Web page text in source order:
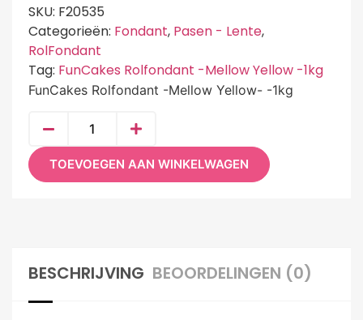
SKU: F20535
Categorieën: Fondant, Pasen - Lente,
RolFondant
Tag: FunCakes Rolfondant -Mellow Yellow -1kg
FunCakes Rolfondant -Mellow Yellow- -1kg
TOEVOEGEN AAN WINKELWAGEN
BESCHRIJVING BEOORDELINGEN (0)